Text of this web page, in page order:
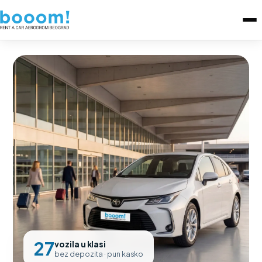
27vozila u klasi
bez depozita · pun kasko